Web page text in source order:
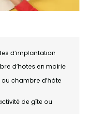
d’implantation
d’hotes en mairie
chambre d’hôte
de gîte ou